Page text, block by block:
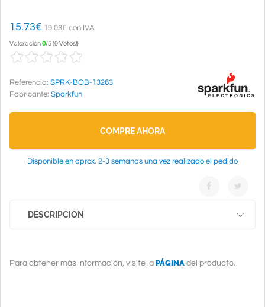
15.73€ 19.03€ con IVA
Valoración0/5(0 Votos!)
Referencia: SPRK-BOB-13263
Fabricante: Sparkfun
COMPRE AHORA
Disponible en aprox. 2-3 semanas una vez realizado el pedido
DESCRIPCION
Para obtener más información, visite la PÁGINA del producto.